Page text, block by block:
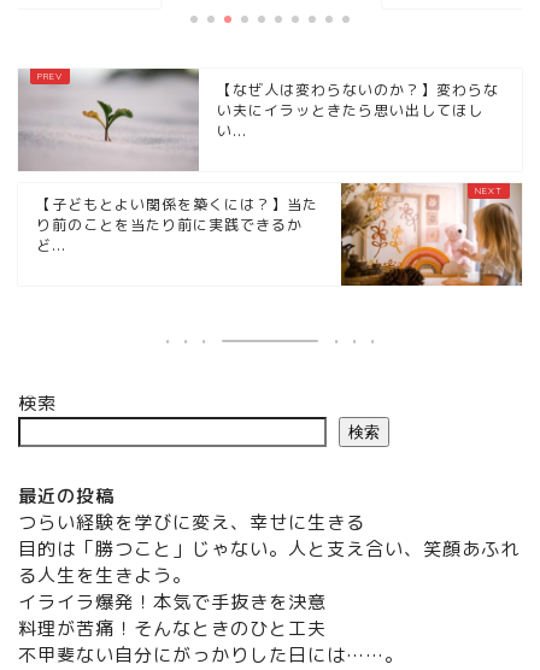
【なぜ人は変わらないのか？】変わらな
い夫にイラッときたら思い出してほし
い...
【子どもとよい関係を築くには？】当た
り前のことを当たり前に実践できるか
ど...
検索
検索
最近の投稿
つらい経験を学びに変え、幸せに生きる
目的は「勝つこと」じゃない。人と支え合い、笑顔あふれ
る人生を生きよう。
イライラ爆発！本気で手抜きを決意
料理が苦痛！そんなときのひと工夫
不甲斐ない自分にがっかりした日には……。